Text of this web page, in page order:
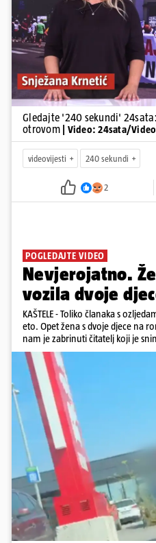
Gledajte '240 sekundi'
otrovom
| Video: 24sata/Video
videovijesti 240 sekundi
2
POGLEDAJTE VIDEO
Nevjerojatno.
vozila dvoje
KAŠTELE - Toliko članaka s
eto. Opet žena s dvoje djece na
nam je zabrinuti čitatelj koji je
romobilu u četvrtak prijepodne
pol od smrti dječaka (14) u
odnio je još jedan mladi život.
Zagreb, u ponedjeljak maloljetnik
zadobivenima u padu s romobila.